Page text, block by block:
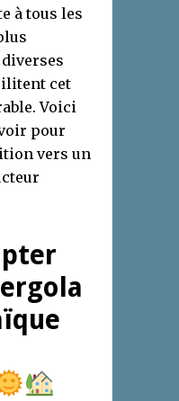
à tous les
cet
Voici
pour
vers un